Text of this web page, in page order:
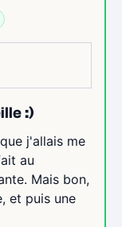
:)
j'allais me
au
Mais bon,
et puis une